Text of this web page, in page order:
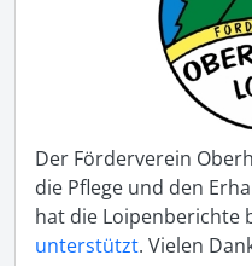
Der Förderverein
die Pflege und den
hat die Loipenberichte
unterstützt. Vielen